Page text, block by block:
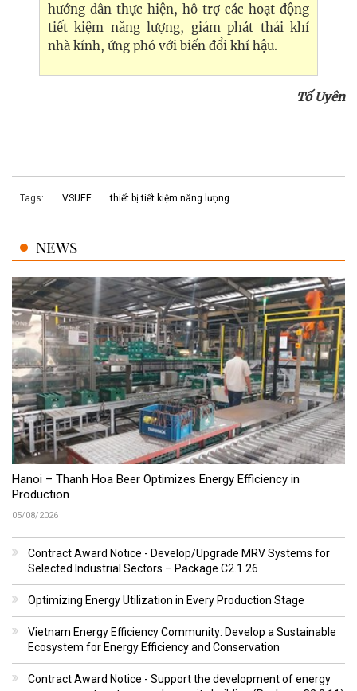
hướng dẫn thực hiện, hỗ trợ các hoạt động
tiết kiệm năng lượng, giảm phát thải khí
nhà kính, ứng phó với biến đổi khí hậu.
Tố Uyên
Tags: VSUEE thiết bị tiết kiệm năng lượng
NEWS
Hanoi – Thanh Hoa Beer Optimizes Energy Efficiency in
Production
05/08/2026
Contract Award Notice - Develop/Upgrade MRV Systems for
Selected Industrial Sectors – Package C2.1.26
Optimizing Energy Utilization in Every Production Stage
Vietnam Energy Efficiency Community: Develop a Sustainable
Ecosystem for Energy Efficiency and Conservation
Contract Award Notice - Support the development of energy